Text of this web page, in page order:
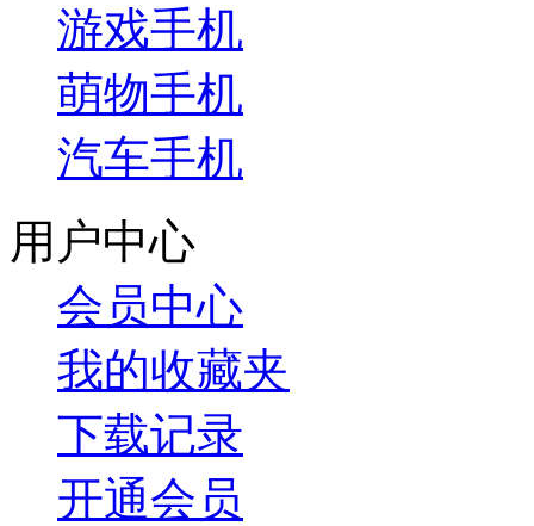
游戏手机
萌物手机
汽车手机
用户中心
会员中心
我的收藏夹
下载记录
开通会员